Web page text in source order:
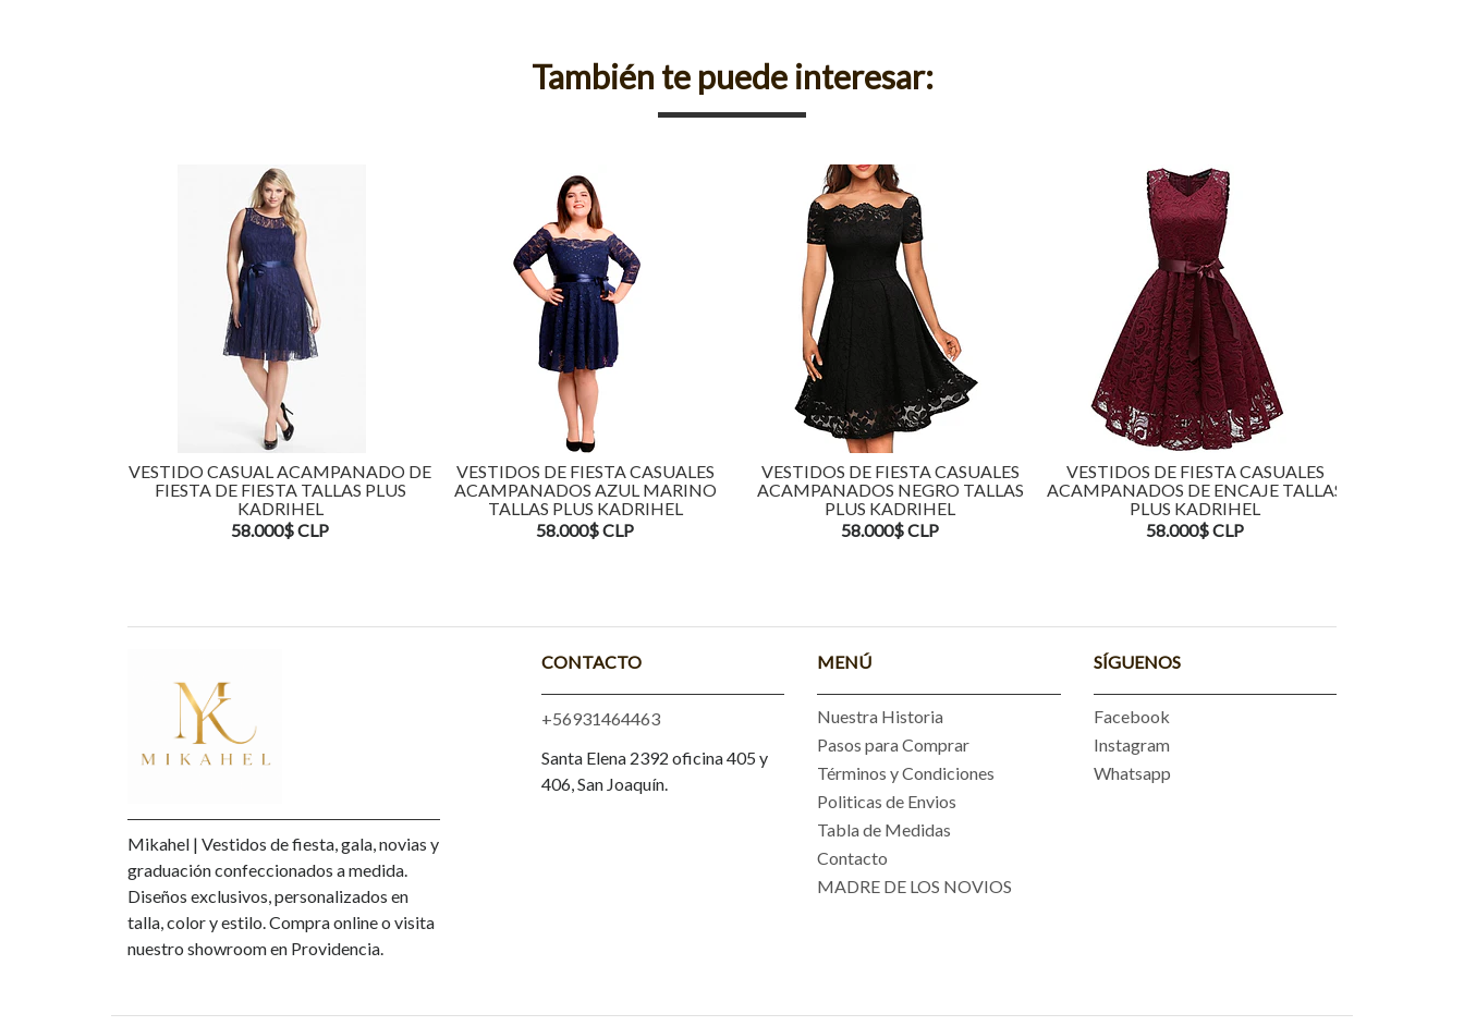
También te puede interesar:
VESTIDO CASUAL ACAMPANADO DE
FIESTA DE FIESTA TALLAS PLUS
KADRIHEL
58.000$ CLP
VESTIDOS DE FIESTA CASUALES
ACAMPANADOS AZUL MARINO
TALLAS PLUS KADRIHEL
58.000$ CLP
VESTIDOS DE FIESTA CASUALES
ACAMPANADOS NEGRO TALLAS
PLUS KADRIHEL
58.000$ CLP
VESTIDOS DE FIESTA CASUALES
ACAMPANADOS DE ENCAJE TALLAS
PLUS KADRIHEL
58.000$ CLP
Mikahel | Vestidos de fiesta, gala, novias y
graduación confeccionados a medida.
Diseños exclusivos, personalizados en
talla, color y estilo. Compra online o visita
nuestro showroom en Providencia.
CONTACTO
+56931464463
Santa Elena 2392 oficina 405 y
406, San Joaquín.
MENÚ
Nuestra Historia
Pasos para Comprar
Términos y Condiciones
Politicas de Envios
Tabla de Medidas
Contacto
MADRE DE LOS NOVIOS
SÍGUENOS
Facebook
Instagram
Whatsapp